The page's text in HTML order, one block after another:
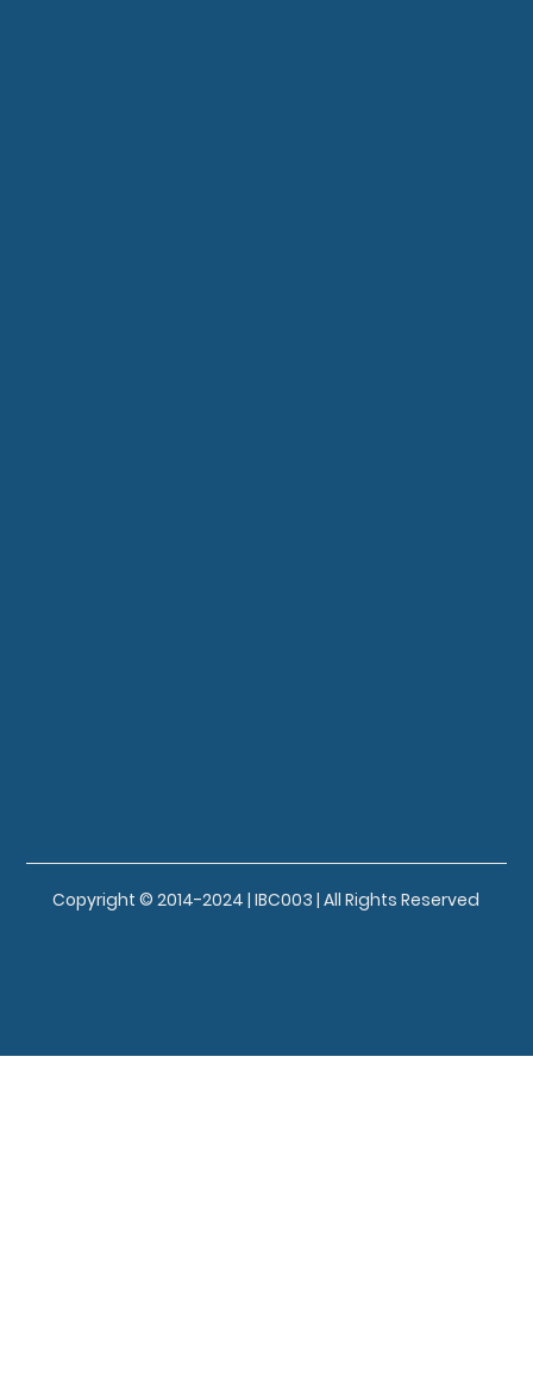
Copyright © 2014-2024 | IBC003 | All Rights Reserved